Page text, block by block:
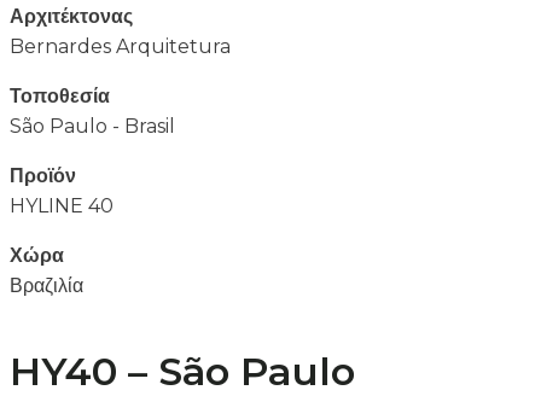
Αρχιτέκτονας
Bernardes Arquitetura
Τοποθεσία
São Paulo - Brasil
Προϊόν
HYLINE 40
Χώρα
Βραζιλία
HY40 – São Paulo